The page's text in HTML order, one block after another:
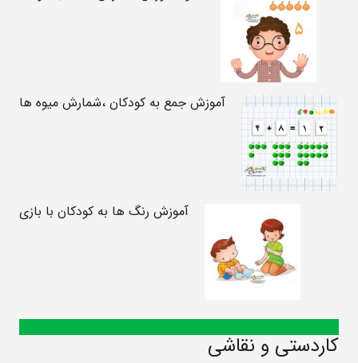
آموزش جمع به کودکان ،شمارش میوه ها
آموزش رنگ ها به کودکان با بازی
کاردستی و نقاشی